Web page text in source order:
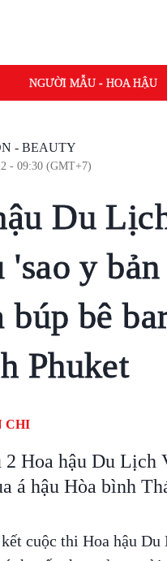
NGƯỜI MẪU - HOA HẬU
- BEAUTY
- 09:30 (GMT+7)
Du
'sao y
búp bê
Phuket
CHI
2 Hoa hậu Du Lịch
á hậu Hòa bình
cuộc thi Hoa hậu